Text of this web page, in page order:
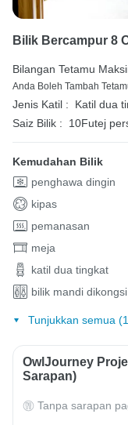
Bilik Bercampur 8
Bilangan Tetamu
Anda Boleh Tambah
Jenis Katil :
Katil dua
Saiz Bilik :
10Futej
Kemudahan Bilik
penghawa dingin
kipas
pemanasan
meja
katil dua tingkat
bilik mandi dikongsi
Tunjukkan semua
OwlJourney
Sarapan)
Tanpa sarapan